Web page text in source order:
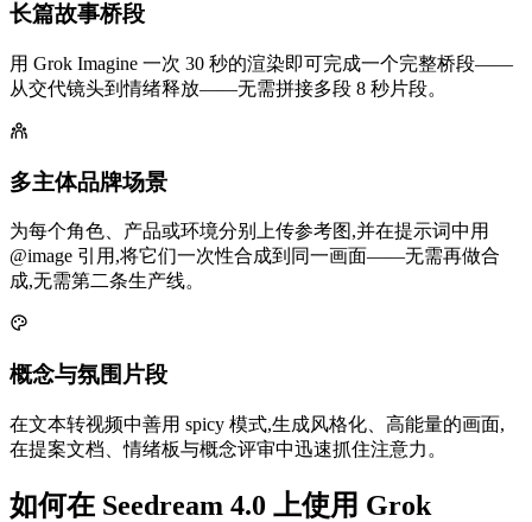
长篇故事桥段
用 Grok Imagine 一次 30 秒的渲染即可完成一个完整桥段——
从交代镜头到情绪释放——无需拼接多段 8 秒片段。
多主体品牌场景
为每个角色、产品或环境分别上传参考图,并在提示词中用
@image 引用,将它们一次性合成到同一画面——无需再做合
成,无需第二条生产线。
概念与氛围片段
在文本转视频中善用 spicy 模式,生成风格化、高能量的画面,
在提案文档、情绪板与概念评审中迅速抓住注意力。
如何在 Seedream 4.0 上使用 Grok